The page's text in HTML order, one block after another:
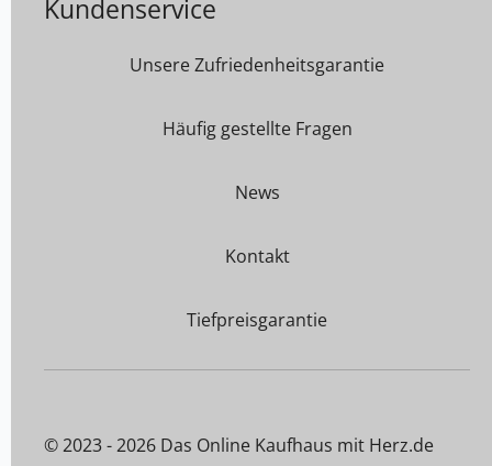
Kundenservice
Unsere Zufriedenheitsgarantie
Häufig gestellte Fragen
News
Kontakt
Tiefpreisgarantie
© 2023 - 2026 Das Online Kaufhaus mit Herz.de